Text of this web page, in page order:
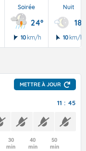
Soirée
24°
10 km/h
Nuit
18°
10 km/h
METTRE À JOUR
11 : 45
30
min
40
min
50
min